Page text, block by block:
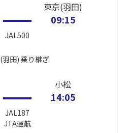
JAL500
東京(羽田)
09:15
羽田) 乗り継ぎ
JAL187
JTA運航
小松
14:05